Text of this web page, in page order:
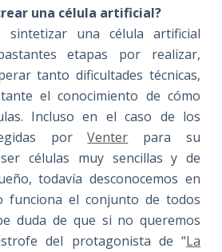
una célula artificial?
una célula artificial
etapas por realizar,
tanto dificultades técnicas,
el conocimiento de cómo
Incluso en el caso de los
porVenter para su
células muy sencillas y de
todavía desconocemos en
funciona el conjunto de todos
duda de que si no queremos
del protagonista de “La